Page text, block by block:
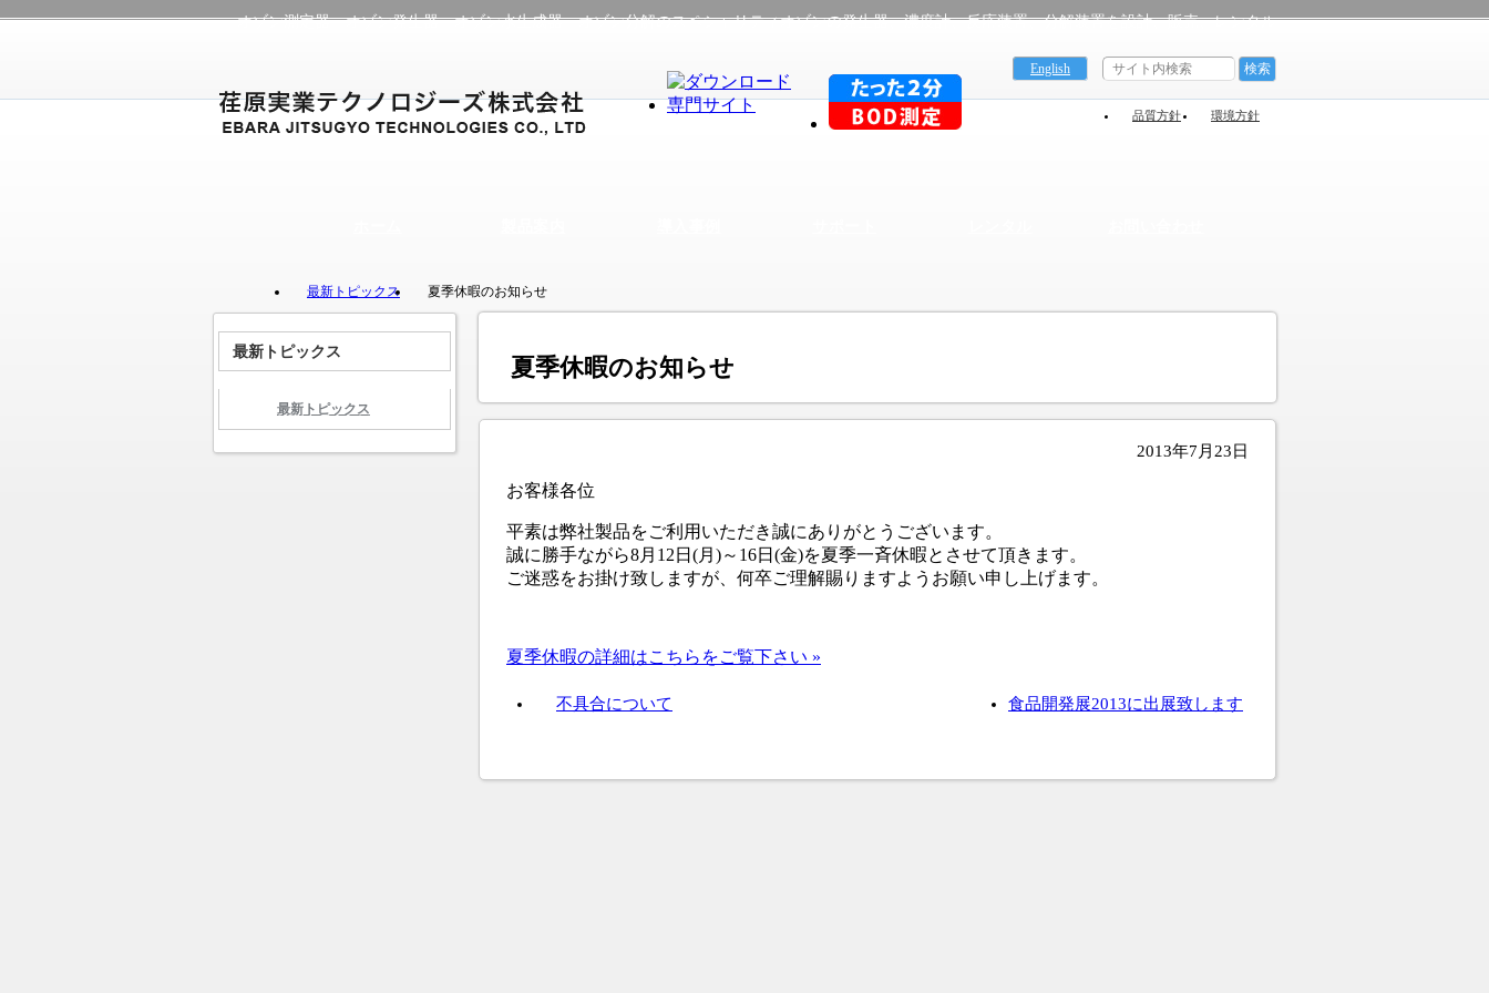
オゾン測定器・オゾン発生器・オゾン水生成器・オゾン分解のスペシャリティオゾンの発生器、濃度計、反応装置、分解装置を設計、販売、レンタル
English
環境方針
品質方針
最新トピックス 夏季休暇のお知らせ
夏季休暇のお知らせ
2013年7月23日
お客様各位
平素は弊社製品をご利用いただき誠にありがとうございます。
誠に勝手ながら8月12日(月)～16日(金)を夏季一斉休暇とさせて頂きます。
ご迷惑をお掛け致しますが、何卒ご理解賜りますようお願い申し上げます。
夏季休暇の詳細はこちらをご覧下さい »
不具合について 食品開発展2013に出展致します
最新トピックス
最新トピックス